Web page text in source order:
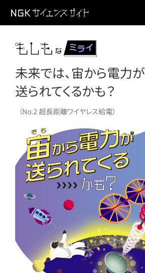
未来では、宙から電力が
送られてくるかも？
（No.2 超長距離ワイヤレス給電）